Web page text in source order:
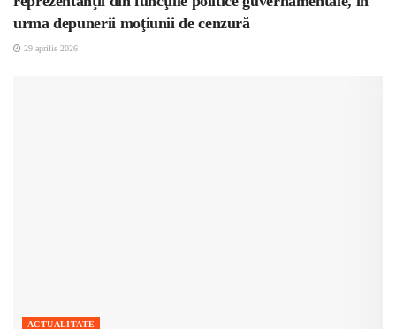
urma depunerii moţiunii de cenzură
29 aprilie 2026
ACTUALITATE